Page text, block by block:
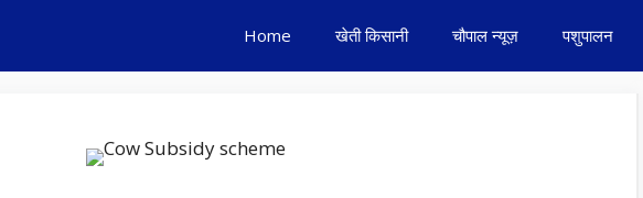
Home खेती किसानी चौपाल न्यूज़ पशुपालन